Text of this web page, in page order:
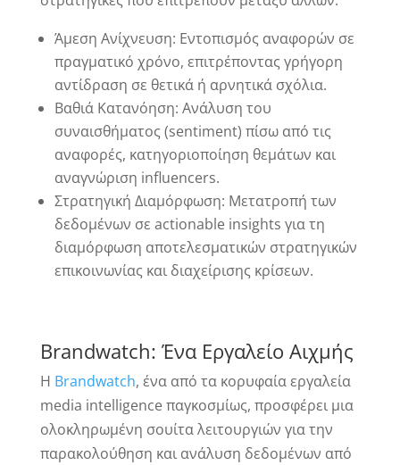
Άμεση Ανίχνευση: Εντοπισμός αναφορών σε
πραγματικό χρόνο, επιτρέποντας γρήγορη
αντίδραση σε θετικά ή αρνητικά σχόλια.
Βαθιά Κατανόηση: Ανάλυση του
συναισθήματος (sentiment) πίσω από τις
αναφορές, κατηγοριοποίηση θεμάτων και
αναγνώριση influencers.
Στρατηγική Διαμόρφωση: Μετατροπή των
δεδομένων σε actionable insights για τη
διαμόρφωση αποτελεσματικών στρατηγικών
επικοινωνίας και διαχείρισης κρίσεων.
Brandwatch: Ένα Εργαλείο Αιχμής
H Brandwatch, ένα από τα κορυφαία εργαλεία
media intelligence παγκοσμίως, προσφέρει μια
ολοκληρωμένη σουίτα λειτουργιών για την
παρακολούθηση και ανάλυση δεδομένων από